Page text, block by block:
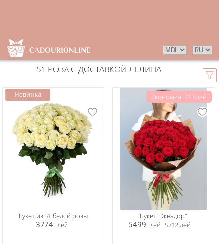
51 РОЗА С ДОСТАВКОЙ ЛЕЛИНА
Букет из 51 белой розы
3774 лей
Экономия: 213 лей
Букет "Эквадор"
5499 лей 5712лей